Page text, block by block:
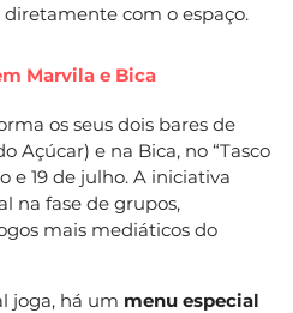
com o espaço.
Marvila e Bica
os seus dois bares de
Açúcar) e na Bica, no “Tasco
e 19 de julho. A iniciativa
na fase de grupos,
mais mediáticos do
joga, há um menu especial